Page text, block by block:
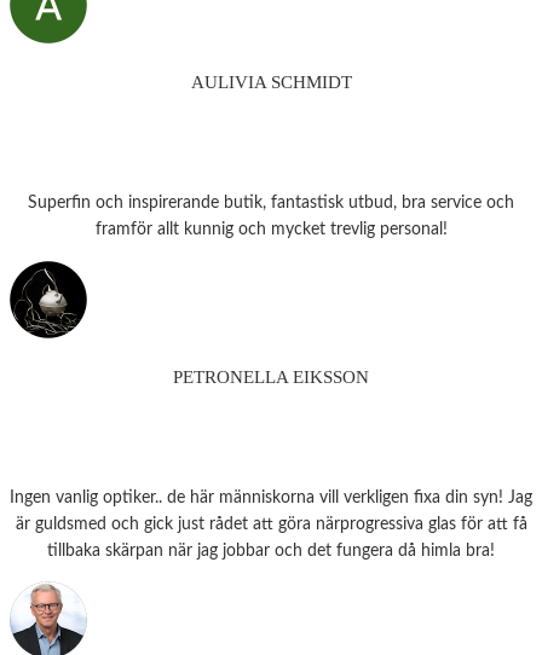
AULIVIA SCHMIDT
Superfin och inspirerande butik, fantastisk utbud, bra service och
framför allt kunnig och mycket trevlig personal!
PETRONELLA EIKSSON
Ingen vanlig optiker.. de här människorna vill verkligen fixa din syn! Jag
är guldsmed och gick just rådet att göra närprogressiva glas för att få
tillbaka skärpan när jag jobbar och det fungera då himla bra!